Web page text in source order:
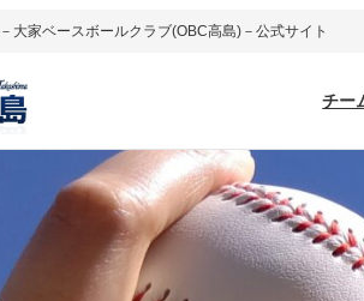
大家ベースボールクラブ(OBC高島)－公式サイト
チー